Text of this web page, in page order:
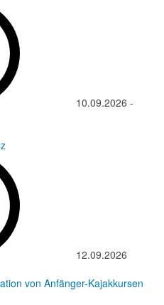
10.09.2026 -
12.09.2026
von Anfänger-Kajakkursen